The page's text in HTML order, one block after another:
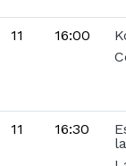
11 16:00
11 16:30